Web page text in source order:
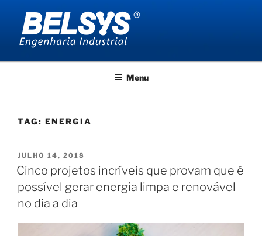
conteúdo
BELSYS ENGENHARIA
Menu
TAG: ENERGIA
PUBLICADO
EM
JULHO 14, 2018
Cinco projetos incríveis que provam que é
possível gerar energia limpa e renovável
no dia a dia